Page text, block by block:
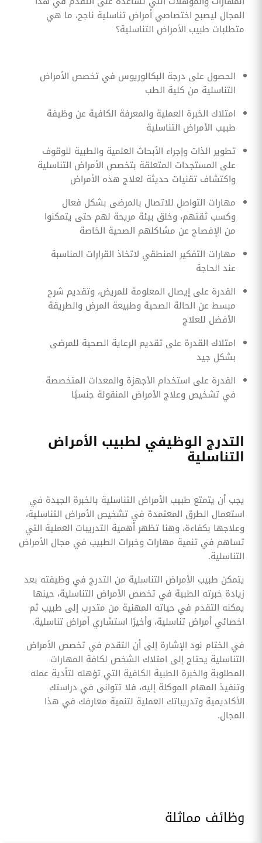
المجال ليصبح اختصاصي أمراض تناسلية ناجح، ما هي
متطلبات طبيب الأمراض التناسلية؟
الحصول على درجة البكالوريوس في تخصص الأمراض
التناسلية من كلية الطب
امتلاك الخبرة العملية والمعرفة الكافية عن وظيفة
طبيب الأمراض التناسلية
تطوير الذات وإجراء الأبحاث العلمية والطبية للوقوف
على المستجدات المتعلقة بتخصص الأمراض التناسلية
واكتشاف تقنيات حديثة لعلاج هذه الأمراض
مهارات التواصل للاتصال بالمرضى بشكل فعال
وكسب ثقتهم، وخلق بيئة مريحة لهم حتى يتمكنوا
من الإفصاح عن مشاكلهم الصحية الخاصة
مهارات التفكير المنطقي لاتخاذ القرارات المناسبة
عند الحاجة
القدرة على إيصال المعلومة للمريض، وتقديم شرح
مبسط عن الحالة الصحية وطبيعة المرض والطريقة
الأفضل للعلاج
امتلاك القدرة على تقديم الرعاية الصحية للمرضى
بشكل جيد
القدرة على استخدام الأجهزة والمعدات المتخصصة
في تشخيص وعلاج الأمراض المنقولة جنسيًا
التدرج الوظيفي لطبيب الأمراض
التناسلية
يجب أن يتمتع طبيب الأمراض التناسلية بالخبرة الجيدة في
استعمال الطرق المعتمدة في تشخيص الأمراض التناسلية،
وعلاجها بكفاءة، وهنا تظهر أهمية التدريبات العملية التي
تساهم في تنمية مهارات وخبرات الطبيب في مجال الأمراض
التناسلية.
يتمكن طبيب الأمراض التناسلية من التدرج في وظيفته بعد
زيادة خبرته الطبية في تخصص الأمراض التناسلية، حينها
يمكنه التقدم في حياته المهنية من متدرب إلى طبيب ثم
اخصائي أمراض تناسلية، وأخيرًا استشاري أمراض تناسلية.
في الختام نود الإشارة إلى أن التقدم في تخصص الأمراض
التناسلية يحتاج إلى امتلاك الشخص لكافة المهارات
المطلوبة والخبرة الطبية الكافية التي تؤهله لتأدية عمله
وتنفيذ المهام الموكلة إليه، فلا تتوانى في دراستك
الأكاديمية وتدريباتك العملية لتنمية معارفك في هذا
المجال.
وظائف مماثلة